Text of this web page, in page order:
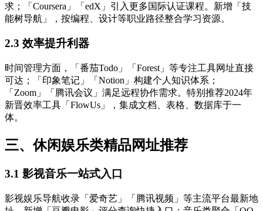
求；「Coursera」「edX」引入更多国际认证课程。新增「技
能树导航」，按编程、设计等职业路径整合学习资源。
2.3 效率提升利器
时间管理方面，「番茄Todo」「Forest」等专注工具网址直接
可达；「印象笔记」「Notion」构建个人知识体系；
「Zoom」「腾讯会议」满足远程协作需求。特别推荐2024年
新晋效率工具「FlowUs」，集成文档、表格、数据库于一
体。
三、休闲娱乐类精品网址推荐
3.1 影视音乐一站式入口
影视娱乐导航收录「爱奇艺」「腾讯视频」等主流平台最新地